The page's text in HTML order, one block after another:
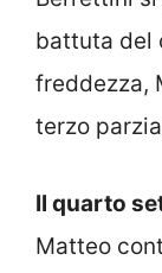
battuta del
freddezza,
terzo
Il quarto
Matteo